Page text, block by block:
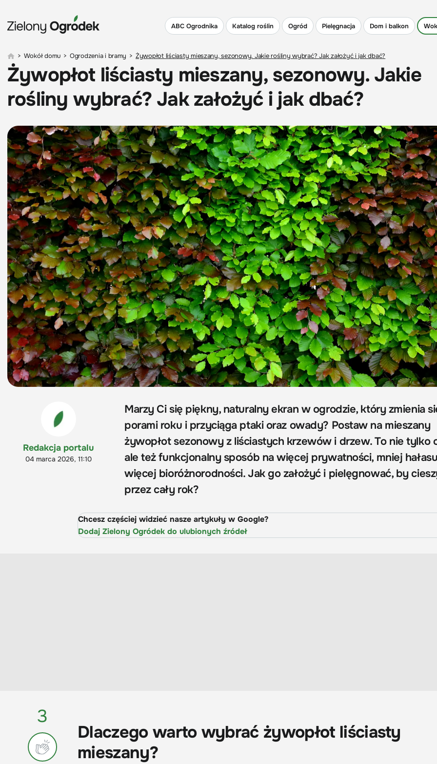
ABC Ogrodnika Katalog roślin Ogród Pielęgnacja Dom i balkon
> Wokół domu > Ogrodzenia i bramy > Żywopłot liściasty mieszany, sezonowy. Jakie rośliny wybrać? Jak założyć i jak dbać?
Żywopłot liściasty mieszany, sezonowy. Jakie
rośliny wybrać? Jak założyć i jak dbać?
Redakcja portalu
04 marca 2026, 11:10
Marzy Ci się piękny, naturalny ekran w ogrodzie, który zmienia
porami roku i przyciąga ptaki oraz owady? Postaw na mieszany
żywopłot sezonowy z liściastych krzewów i drzew. To nie tylko
ale też funkcjonalny sposób na więcej prywatności, mniej
więcej bioróżnorodności. Jak go założyć i pielęgnować, by
przez cały rok?
Chcesz częściej widzieć nasze artykuły w Google?
Dodaj Zielony Ogródek do ulubionych źródeł
3
Dlaczego warto wybrać żywopłot liściasty
mieszany?